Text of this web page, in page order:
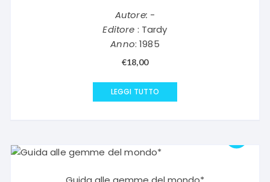
Autore: -
Editore : Tardy
Anno: 1985
€18,00
LEGGI TUTTO